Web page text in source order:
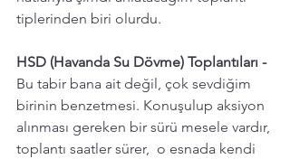
tiplerinden biri olurdu.
HSD (Havanda Su Dövme) Toplantıları -
Bu tabir bana ait değil, çok sevdiğim
birinin benzetmesi. Konuşulup aksiyon
alınması gereken bir sürü mesele vardır,
toplantı saatler sürer,  o esnada kendi